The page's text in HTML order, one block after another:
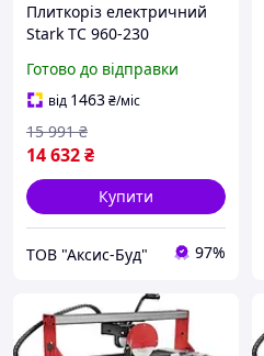
Плиткоріз електричний
Stark TC 960-230
Готово до відправки
від 1463₴/міс
14 632₴
15 991 ₴
Купити
ТОВ "Аксис-Буд" 97%